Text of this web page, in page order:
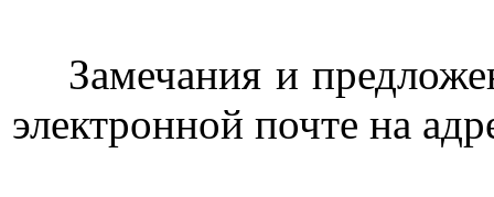
Замечания и
электронной почте на